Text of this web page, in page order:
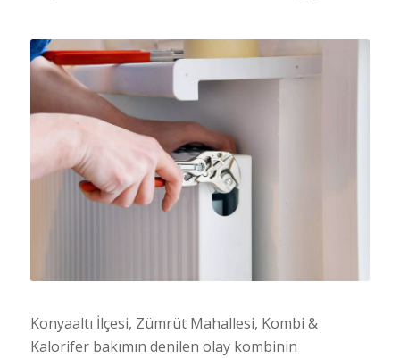
Konyaaltı İlçesi, Zümrüt Mahallesi, Kombi &
Kalorifer bakımın denilen olay kombinin